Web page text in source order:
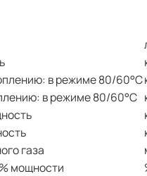
в режиме 80/60°С
в режиме 80/60°С
газа
мощности